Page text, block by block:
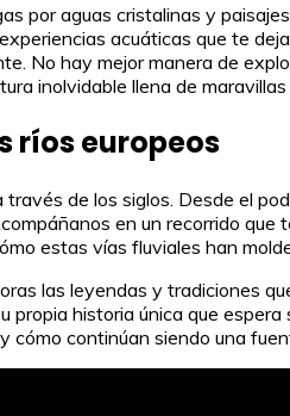
por aguas cristalinas y
acuáticas que te
No hay mejor manera de
inolvidable llena de
ríos europeos
de los siglos. Desde el
en un recorrido
estas vías fluviales han
las leyendas y tradiciones
historia única que
continúan siendo una